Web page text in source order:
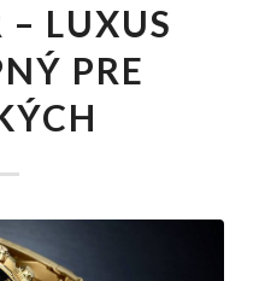
– LUXUS
PRE